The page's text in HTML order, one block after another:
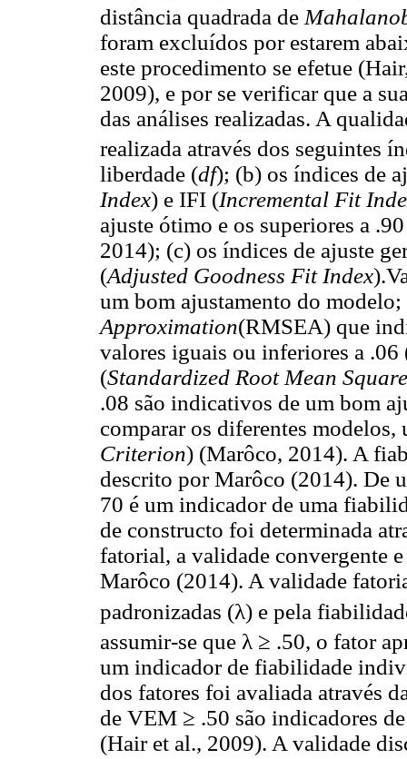
distância quadrada de
foram excluídos por estarem
este procedimento se efetue
2009), e por se verificar que a
das análises realizadas. A
realizada através dos seguintes
liberdade (df); (b) os índices de
Index) e IFI (Incremental Fit
ajuste ótimo e os superiores a
2014); (c) os índices de ajuste
(Adjusted Goodness Fit Index
um bom ajustamento do
Approximation(RMSEA) que
valores iguais ou inferiores a
(Standardized Root Mean
.08 são indicativos de um bom
comparar os diferentes
Criterion) (Marôco, 2014). A
descrito por Marôco (2014). De
70 é um indicador de uma
de constructo foi determinada
fatorial, a validade convergente
Marôco (2014). A validade
padronizadas (λ) e pela
assumir-se que λ ≥ .50, o fator
um indicador de fiabilidade
dos fatores foi avaliada através
de VEM ≥ .50 são indicadores
(Hair et al., 2009). A validade